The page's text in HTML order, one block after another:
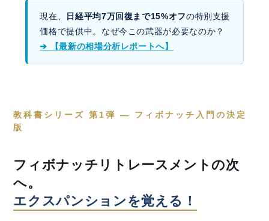
現在、 日経平均7万回復まで15%オフの特別支援
価格で提供中。なぜ今この武器が必要なのか？
➔ 【最新の相場分析レポートへ】
教科書シリーズ 第1弾 — フィボナッチ入門の決定
版
フィボナッチリトレースメントの次
へ。
エクスパンションを覚える！